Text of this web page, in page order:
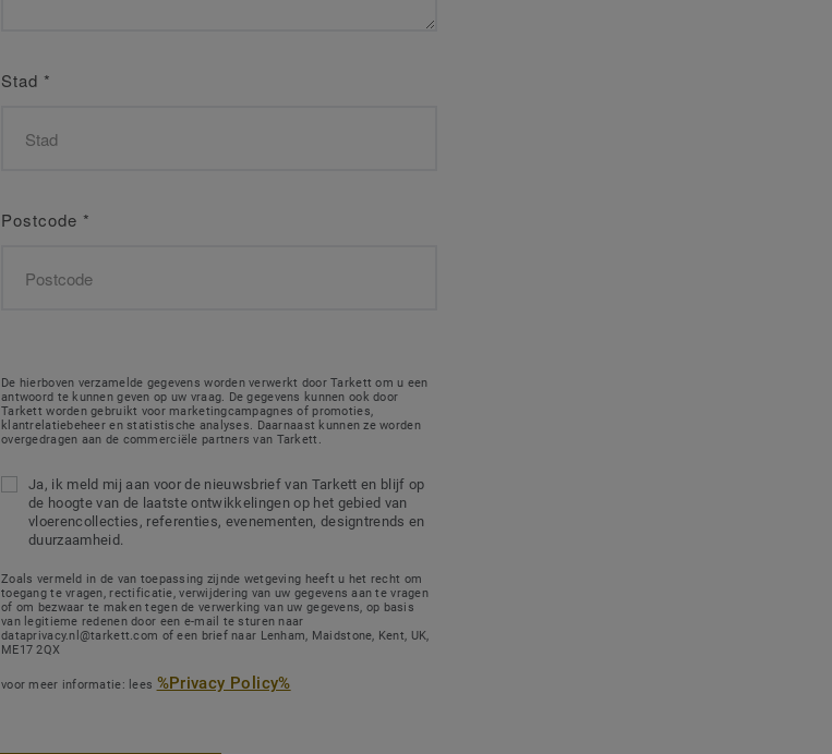
Stad *
Postcode *
De hierboven verzamelde gegevens worden verwerkt door Tarkett om u een
antwoord te kunnen geven op uw vraag. De gegevens kunnen ook door
Tarkett worden gebruikt voor marketingcampagnes of promoties,
klantrelatiebeheer en statistische analyses. Daarnaast kunnen ze worden
overgedragen aan de commerciële partners van Tarkett.
Ja, ik meld mij aan voor de nieuwsbrief van Tarkett en blijf op
de hoogte van de laatste ontwikkelingen op het gebied van
vloerencollecties, referenties, evenementen, designtrends en
duurzaamheid.
Zoals vermeld in de van toepassing zijnde wetgeving heeft u het recht om
toegang te vragen, rectificatie, verwijdering van uw gegevens aan te vragen
of om bezwaar te maken tegen de verwerking van uw gegevens, op basis
van legitieme redenen door een e-mail te sturen naar
dataprivacy.nl@tarkett.com of een brief naar Lenham, Maidstone, Kent, UK,
ME17 2QX
voor meer informatie: lees %Privacy Policy%